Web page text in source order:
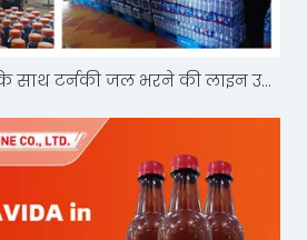
टैक्स स्टाम्प समाधान के साथ टर्नकी जल भरने की लाइन उत्पादन को बढ़ावा देती है